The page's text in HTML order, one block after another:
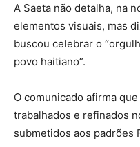
A Saeta não detalha, na
elementos visuais, mas
buscou celebrar o
povo haitiano”.
O comunicado afirma
trabalhados e refinados
submetidos aos padrões